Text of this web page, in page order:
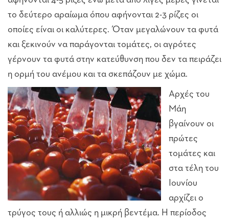
το δεύτερο αραίωμα όπου αφήνονται 2-3 ρίζες οι
οποίες είναι οι καλύτερες. Όταν μεγαλώνουν τα φυτά
και ξεκινούν να παράγονται τομάτες, οι αγρότες
γέρνουν τα φυτά στην κατεύθυνση που δεν τα πειράζει
η ορμή του ανέμου και τα σκεπάζουν με χώμα.
Αρχές του
Μάη
βγαίνουν οι
πρώτες
τομάτες και
στα τέλη του
Ιουνίου
αρχίζει ο
τρύγος τους ή αλλιώς η μικρή βεντέμα. Η περίοδος